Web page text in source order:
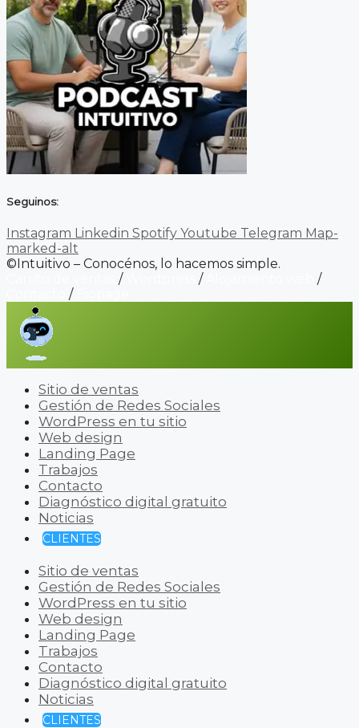
Seguinos:
Instagram Linkedin Spotify Youtube Telegram Map-
marked-alt
©Intuitivo – Conocénos, lo hacemos simple.
/ /
/
/
Sitio de ventas
Gestión de Redes Sociales
WordPress en tu sitio
Web design
Landing Page
Trabajos
Contacto
Diagnóstico digital gratuito
Noticias
CLIENTES
Sitio de ventas
Gestión de Redes Sociales
WordPress en tu sitio
Web design
Landing Page
Trabajos
Contacto
Diagnóstico digital gratuito
Noticias
CLIENTES